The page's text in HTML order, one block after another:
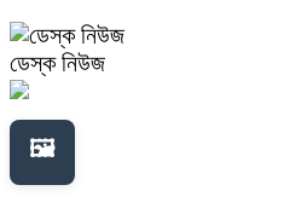
ডেস্ক নিউজ
🖼️